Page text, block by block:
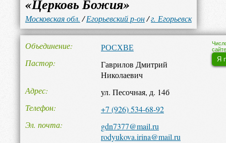
«Церковь Божия»
Московская обл. /Егорьевский р-он/г. Егорьевск
Я
Объединение
РОСХВЕ
Пастор
Гаврилов Дмитрий
Николаевич
Адрес
ул. Песочная, д. 14б
Телефон
+7 (926) 534-68-92
Эл. почта
gdn7377@mail.ru
rodyukova.irina@mail.ru